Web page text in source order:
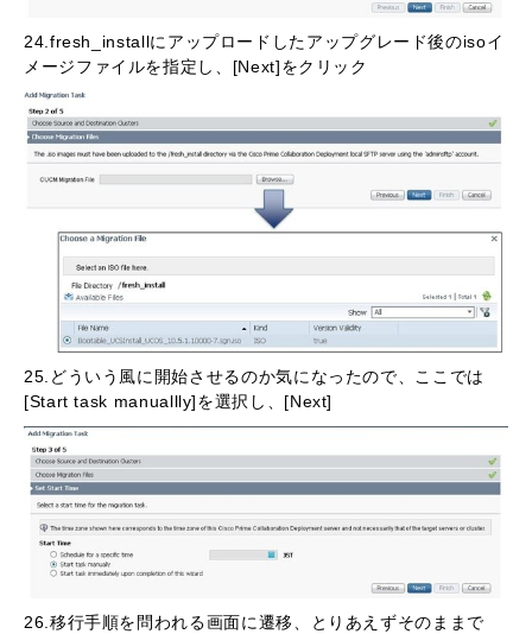
24.fresh_installにアップロードしたアップグレード後のisoイ
メージファイルを指定し、[Next]をクリック
25.どういう風に開始させるのか気になったので、ここでは
[Start task manuallly]を選択し、[Next]
26.移行手順を問われる画面に遷移、とりあえずそのままで